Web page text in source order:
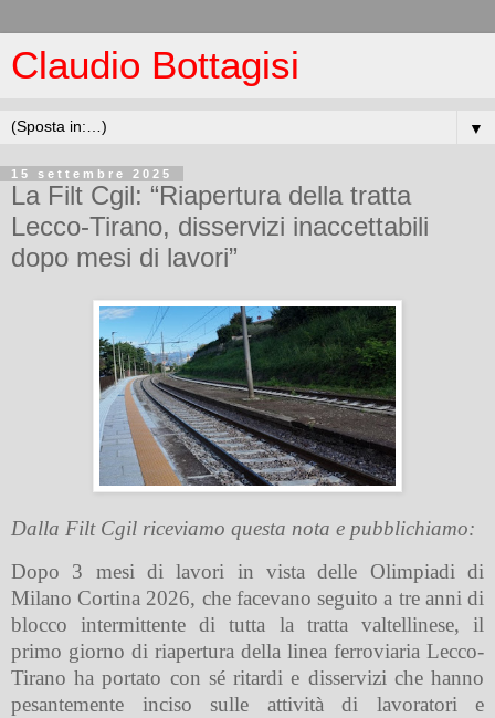
Claudio Bottagisi
▼
15 settembre 2025
La Filt Cgil: “Riapertura della tratta
Lecco-Tirano, disservizi inaccettabili
dopo mesi di lavori”
Dalla Filt Cgil riceviamo questa nota e pubblichiamo:
Dopo 3 mesi di lavori in vista delle Olimpiadi di
Milano Cortina 2026, che facevano seguito a tre anni di
blocco intermittente di tutta la tratta valtellinese, il
primo giorno di riapertura della linea ferroviaria Lecco-
Tirano ha portato con sé ritardi e disservizi che hanno
pesantemente inciso sulle attività di lavoratori e